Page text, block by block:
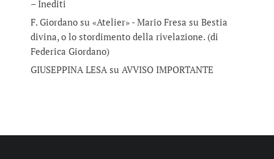
– Inediti
F. Giordano su «Atelier» - Mario Fresa su Bestia
divina, o lo stordimento della rivelazione. (di
Federica Giordano)
GIUSEPPINA LESAsu AVVISO IMPORTANTE